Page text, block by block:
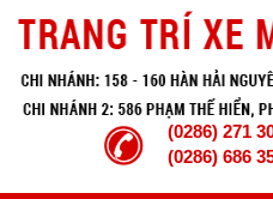
(0286) 271
(0286) 686